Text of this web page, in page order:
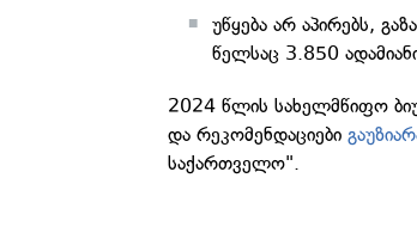
უწყება არ აპირებს,
წელსაც 3.850
2024 წლის სახელმწიფო
და რეკომენდაციები
საქართველო".